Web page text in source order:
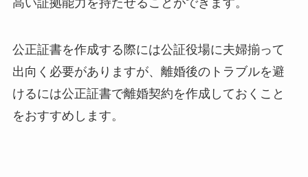
公正証書を作成する際には公証役場に夫婦揃って
出向く必要がありますが、離婚後のトラブルを避
けるには公正証書で離婚契約を作成しておくこと
をおすすめします。